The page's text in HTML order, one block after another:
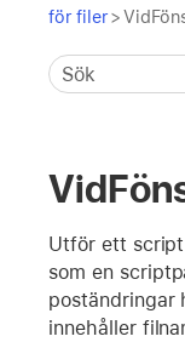
för filer>
Utför ett
som en
poständringar
innehåller